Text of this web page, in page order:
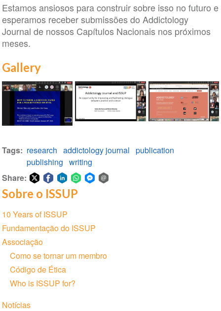
Estamos ansiosos para construir sobre isso no futuro e
esperamos receber submissões do Addictology
Journal de nossos Capítulos Nacionais nos próximos
meses.
Gallery
redação
diários
redação
de
diários
redação
Tags research addictology journal publication
publishing writing
Share:
Share
Twitter
Share
Facebook
Share
LinkedIn
Share
Messenger
Sobre o ISSUP
Seção
de
Navegação
10 Years of ISSUP
Fundamentação do ISSUP
Associação
Como se tornar um membro
Código de Ética
Who is ISSUP for?
Notícias